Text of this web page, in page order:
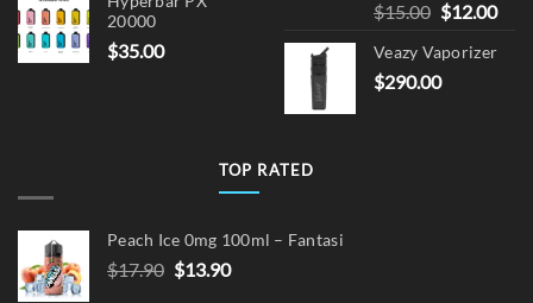
20000
$35.00
$15.00 Original
was:
$15.00.
$12.00
Veazy Vaporizer
$290.00
TOP RATED
Peach Ice 0mg 100ml – Fantasi
$17.90 Original
$13.90Current